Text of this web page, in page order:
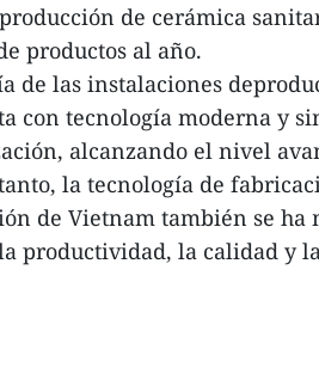
de cerámica
productos al año.
de las instalaciones
con tecnología moderna y
alcanzando el nivel
la tecnología de
de Vietnam también se ha
productividad, la calidad y